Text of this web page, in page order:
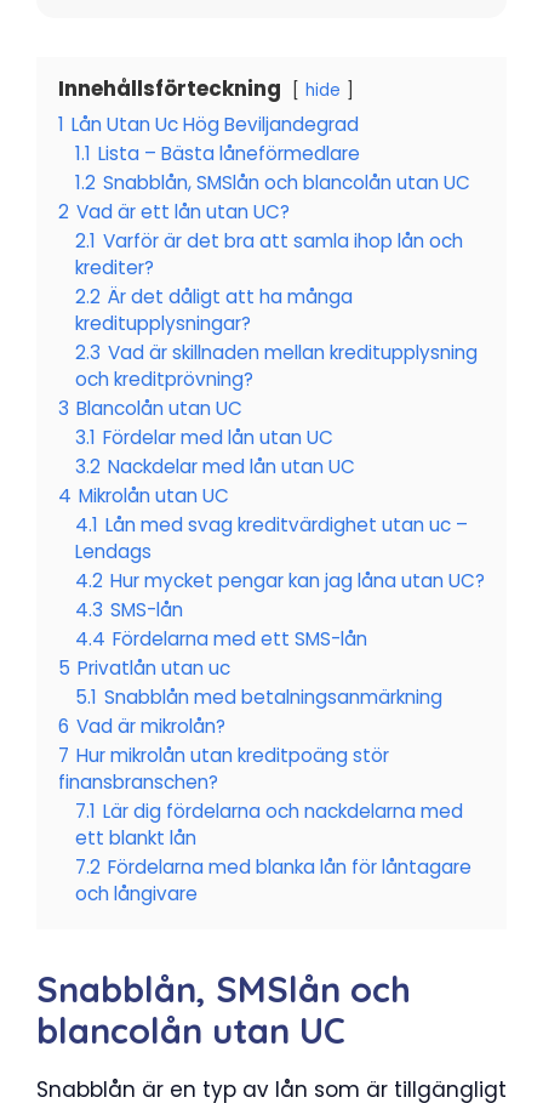
Innehållsförteckning hide
1 Lån Utan Uc Hög Beviljandegrad
1.1 Lista – Bästa låneförmedlare
1.2 Snabblån, SMSlån och blancolån utan UC
2 Vad är ett lån utan UC?
2.1 Varför är det bra att samla ihop lån och
krediter?
2.2 Är det dåligt att ha många
kreditupplysningar?
2.3 Vad är skillnaden mellan kreditupplysning
och kreditprövning?
3 Blancolån utan UC
3.1 Fördelar med lån utan UC
3.2 Nackdelar med lån utan UC
4 Mikrolån utan UC
4.1 Lån med svag kreditvärdighet utan uc –
Lendags
4.2 Hur mycket pengar kan jag låna utan UC?
4.3 SMS-lån
4.4 Fördelarna med ett SMS-lån
5 Privatlån utan uc
5.1 Snabblån med betalningsanmärkning
6 Vad är mikrolån?
7 Hur mikrolån utan kreditpoäng stör
finansbranschen?
7.1 Lär dig fördelarna och nackdelarna med
ett blankt lån
7.2 Fördelarna med blanka lån för låntagare
och långivare
Snabblån, SMSlån och
blancolån utan UC
Snabblån är en typ av lån som är tillgängligt